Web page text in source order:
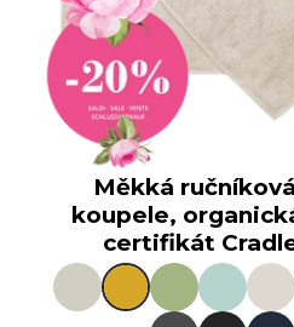
Měkká
koupele,
certifikát